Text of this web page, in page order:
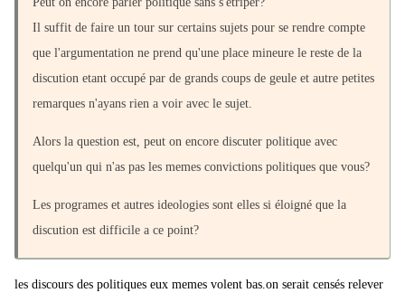
Il suffit de faire un tour sur certains sujets pour se rendre compte
que l'argumentation ne prend qu'une place mineure le reste de la
discution etant occupé par de grands coups de geule et autre petites
remarques n'ayans rien a voir avec le sujet.
Alors la question est, peut on encore discuter politique avec
quelqu'un qui n'as pas les memes convictions politiques que vous?
Les programes et autres ideologies sont elles si éloigné que la
discution est difficile a ce point?
les discours des politiques eux memes volent bas.on serait censés relever